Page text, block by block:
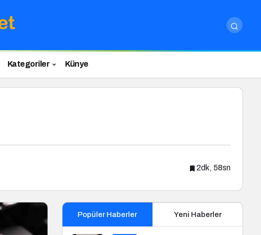
Kategoriler Künye
2dk, 58sn
Popüler Haberler Yeni Haberler